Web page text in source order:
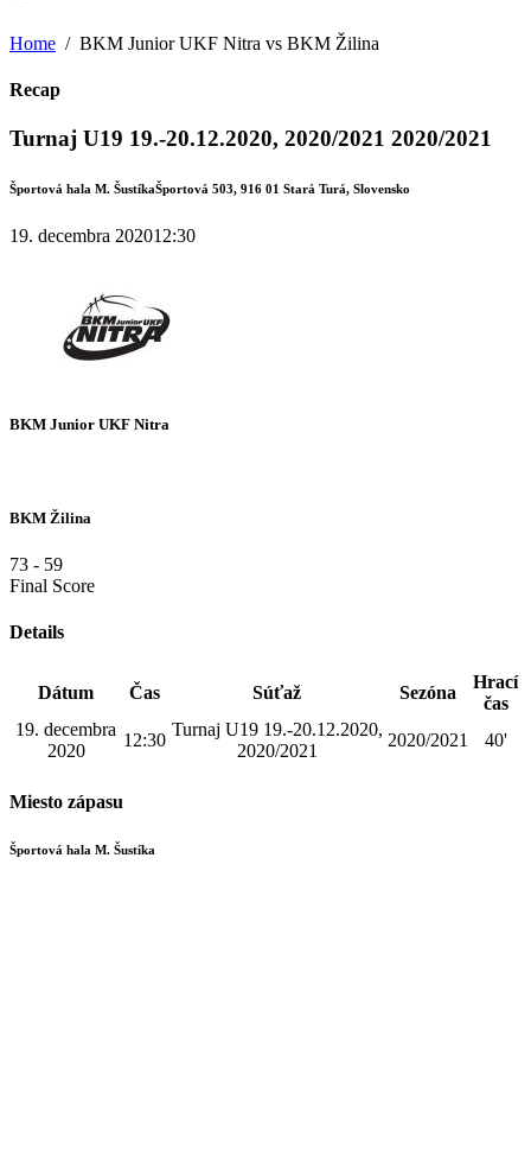
Home BKM Junior UKF Nitra vs BKM Žilina
Recap
Turnaj U19 19.-20.12.2020, 2020/2021 2020/2021
Športová hala M. ŠustíkaŠportová 503, 916 01 Stará Turá, Slovensko
19. decembra 202012:30
BKM Junior UKF Nitra
BKM Žilina
73 - 59
Final Score
Details
Dátum Čas Súťaž Sezóna
Hrací
čas
19. decembra
2020
12:30
Turnaj U19 19.-20.12.2020,
2020/2021
2020/2021 40'
Miesto zápasu
Športová hala M. Šustíka